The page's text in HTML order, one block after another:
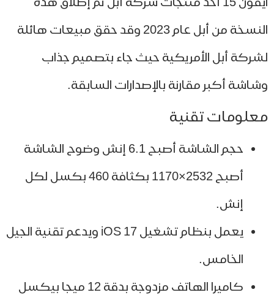
النسخة من أبل عام 2023 وقد حقق مبيعات هائلة
أبل الأمريكية حيث جاء بتصميم جذاب
أكبر مقارنة بالإصدارات السابقة.
تقنية
حجم الشاشة أصبح 6.1 إنش وضوح الشاشة
أصبح 2532×1170 بكثافة 460 بكسل لكل
إنش.
يعمل بنظام تشغيل iOS 17 ويدعم تقنية الجيل
الخامس.
كاميرا الهاتف مزدوجة بدقة 12 ميجا بيكسل